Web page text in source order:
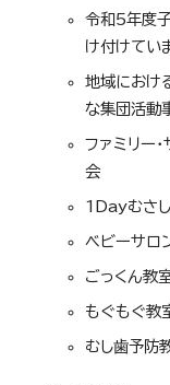
令和5年度
け付けてい
地域におけ
な集団活動
ファミリー
会
1Dayむさ
ベビーサロ
ごっくん教
もぐもぐ教
むし歯予防